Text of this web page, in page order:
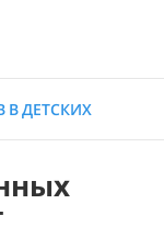
ДЕТСКИХ